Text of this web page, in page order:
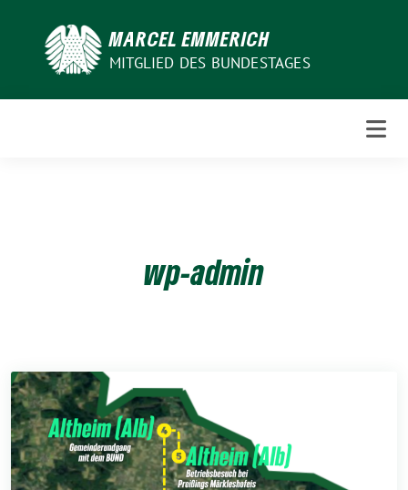
MARCEL EMMERICH
MITGLIED DES BUNDESTAGES
wp-admin